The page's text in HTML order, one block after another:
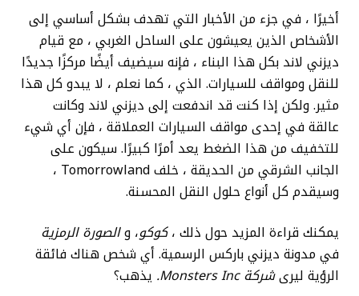
أخيرًا ، في جزء من الأخبار التي تهدف بشكل أساسي إلى
الأشخاص الذين يعيشون على الساحل الغربي ، مع قيام
ديزني لاند بكل هذا البناء ، فإنه سيضيف أيضًا مركزًا جديدًا
للنقل ومواقف للسيارات. الذي ، كما نعلم ، لا يبدو كل هذا
مثير. ولكن إذا كنت قد اندفعت إلى ديزني لاند وكانت
عالقة في إحدى مواقف السيارات العملاقة ، فإن أي شيء
للتخفيف من هذا الضغط يعد أمرًا كبيرًا. سيكون على
الجانب الشرقي من الحديقة ، خلف Tomorrowland ،
وسيقدم كل أنواع حلول النقل المحسنة.
يمكنك قراءة المزيد حول ذلك ،كوكو، والصورة الرمزية
في مدونة ديزني باركس الرسمية. أي شخص هناك فائقة
الرؤية ليرىشركة Monsters Inc. يذهب؟